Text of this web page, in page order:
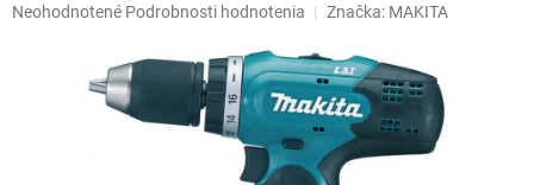
Priemerné
Neohodnotené Podrobnosti hodnotenia Značka: MAKITA